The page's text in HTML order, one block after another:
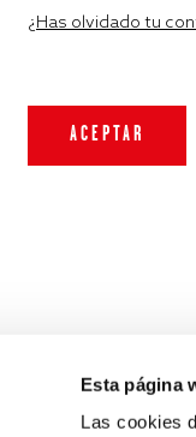
Esta página
Las cookies
¿Has olvidado tu